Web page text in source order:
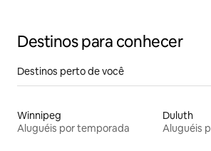
Destinos para conhecer
Destinos perto de você
Winnipeg
Aluguéis por temporada
Duluth
Aluguéis